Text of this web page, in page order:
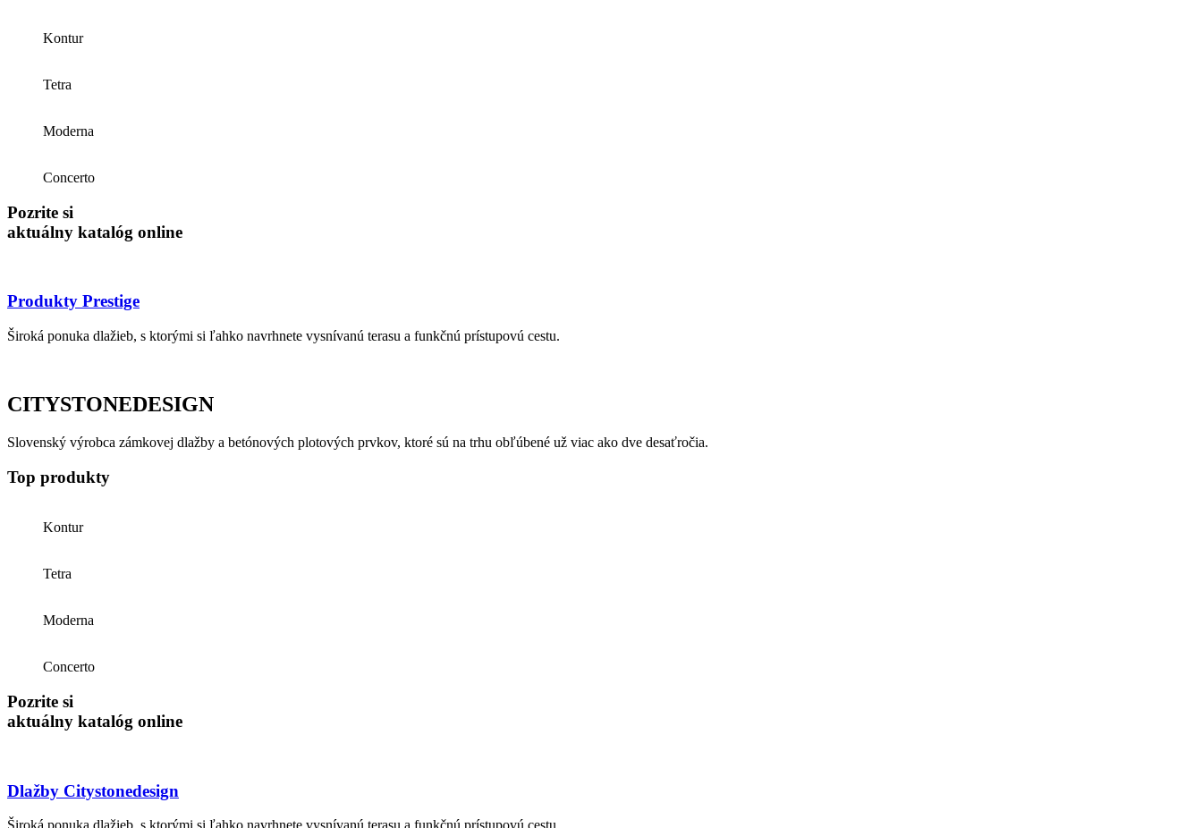
Kontur
Tetra
Moderna
Concerto
Pozrite si
aktuálny katalóg online
Produkty Prestige
Široká ponuka dlažieb, s ktorými si ľahko navrhnete vysnívanú terasu a funkčnú prístupovú cestu.
CITYSTONEDESIGN
Slovenský výrobca zámkovej dlažby a betónových plotových prvkov, ktoré sú na trhu obľúbené už viac ako dve desaťročia.
Top produkty
Kontur
Tetra
Moderna
Concerto
Pozrite si
aktuálny katalóg online
Dlažby Citystonedesign